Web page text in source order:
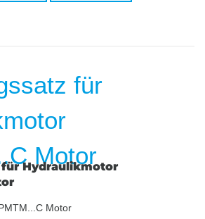
Hydraulikmotor
Motor